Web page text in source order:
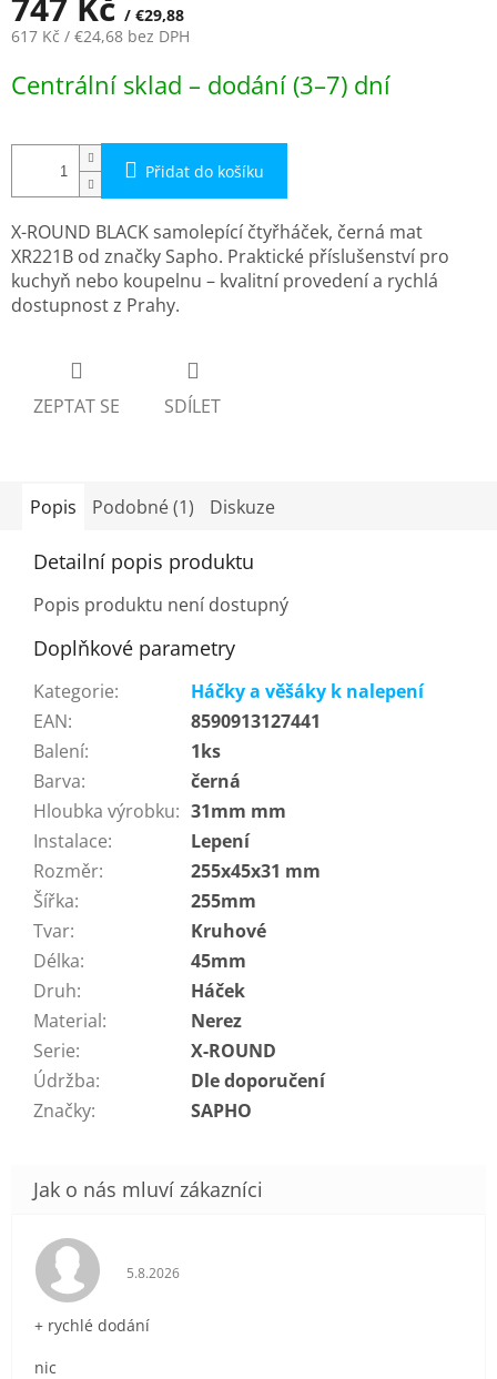
/ €29,88
617 Kč / €24,68 bez DPH
cena:
Centrální sklad – dodání (3–7) dní
Přidat do košíku
X-ROUND BLACK samolepící čtyřháček, černá mat
XR221B od značky Sapho. Praktické příslušenství pro
kuchyň nebo koupelnu – kvalitní provedení a rychlá
dostupnost z Prahy.
ZEPTAT SE SDÍLET
Popis Podobné (1) Diskuze
Detailní popis produktu
Popis produktu není dostupný
Doplňkové parametry
Kategorie:
Háčky a věšáky k nalepení
EAN:
8590913127441
Balení:
1ks
Barva:
černá
Hloubka výrobku: 31mm mm
Instalace:
Lepení
Rozměr:
255x45x31 mm
Šířka:
255mm
Tvar:
Kruhové
Délka:
45mm
Druh:
Háček
Material:
Nerez
Serie:
X-ROUND
Údržba:
Dle doporučení
Značky: SAPHO
Hodnocení obchodu je 5 z 5 hvězdiček.
5.8.2026
+ rychlé dodání
nic